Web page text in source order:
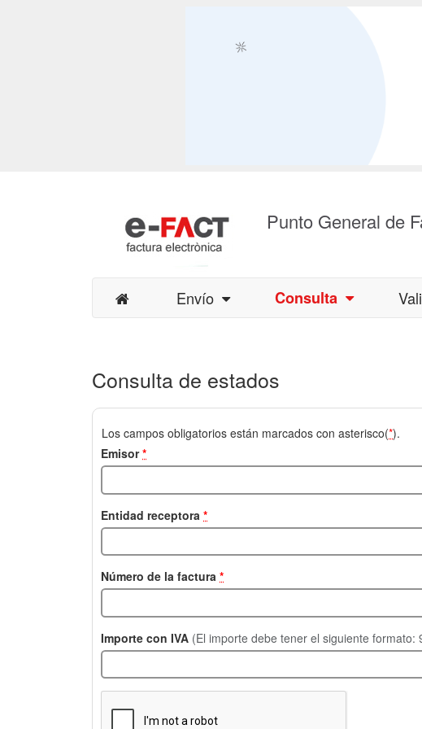
Punto General de
Envío Consulta
Consulta de estados
Los campos obligatorios están marcados con asterisco(*).
Emisor*
Entidad receptora *
Número de la factura *
Importe con IVA (El importe debe tener el siguiente formato: